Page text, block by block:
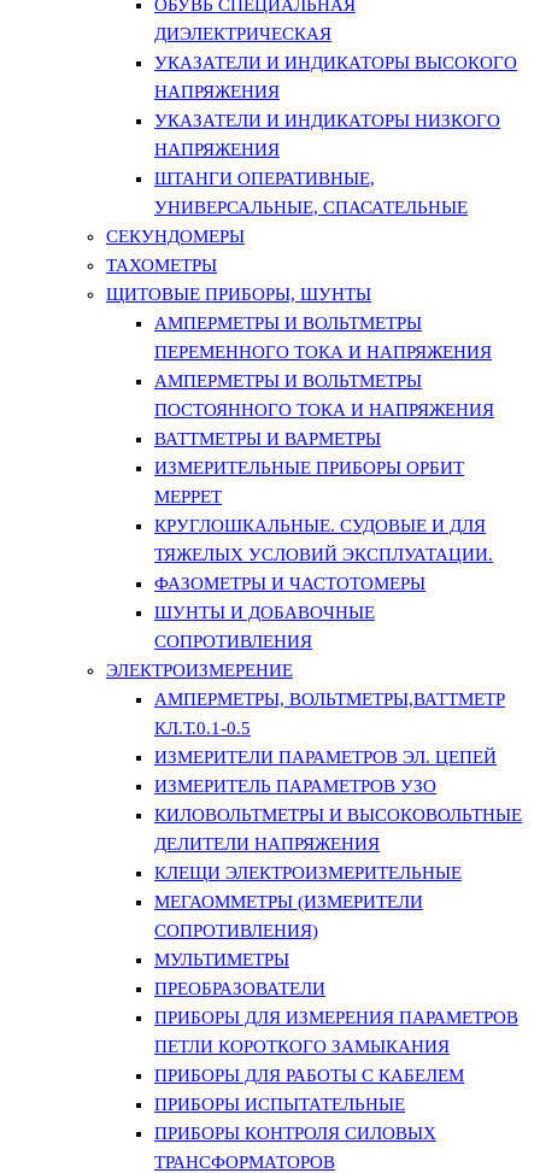
ОБУВЬ СПЕЦИАЛЬНАЯ
ДИЭЛЕКТРИЧЕСКАЯ
УКАЗАТЕЛИ И ИНДИКАТОРЫ ВЫСОКОГО
НАПРЯЖЕНИЯ
УКАЗАТЕЛИ И ИНДИКАТОРЫ НИЗКОГО
НАПРЯЖЕНИЯ
ШТАНГИ ОПЕРАТИВНЫЕ,
УНИВЕРСАЛЬНЫЕ, СПАСАТЕЛЬНЫЕ
СЕКУНДОМЕРЫ
ТАХОМЕТРЫ
ЩИТОВЫЕ ПРИБОРЫ, ШУНТЫ
АМПЕРМЕТРЫ И ВОЛЬТМЕТРЫ
ПЕРЕМЕННОГО ТОКА И НАПРЯЖЕНИЯ
АМПЕРМЕТРЫ И ВОЛЬТМЕТРЫ
ПОСТОЯННОГО ТОКА И НАПРЯЖЕНИЯ
ВАТТМЕТРЫ И ВАРМЕТРЫ
ИЗМЕРИТЕЛЬНЫЕ ПРИБОРЫ ОРБИТ
МЕРРЕТ
КРУГЛОШКАЛЬНЫЕ. СУДОВЫЕ И ДЛЯ
ТЯЖЕЛЫХ УСЛОВИЙ ЭКСПЛУАТАЦИИ.
ФАЗОМЕТРЫ И ЧАСТОТОМЕРЫ
ШУНТЫ И ДОБАВОЧНЫЕ
СОПРОТИВЛЕНИЯ
ЭЛЕКТРОИЗМЕРЕНИЕ
АМПЕРМЕТРЫ, ВОЛЬТМЕТРЫ,ВАТТМЕТР
КЛ.Т.0.1-0.5
ИЗМЕРИТЕЛИ ПАРАМЕТРОВ ЭЛ. ЦЕПЕЙ
ИЗМЕРИТЕЛЬ ПАРАМЕТРОВ УЗО
КИЛОВОЛЬТМЕТРЫ И ВЫСОКОВОЛЬТНЫЕ
ДЕЛИТЕЛИ НАПРЯЖЕНИЯ
КЛЕЩИ ЭЛЕКТРОИЗМЕРИТЕЛЬНЫЕ
МЕГАОММЕТРЫ (ИЗМЕРИТЕЛИ
СОПРОТИВЛЕНИЯ)
МУЛЬТИМЕТРЫ
ПРЕОБРАЗОВАТЕЛИ
ПРИБОРЫ ДЛЯ ИЗМЕРЕНИЯ ПАРАМЕТРОВ
ПЕТЛИ КОРОТКОГО ЗАМЫКАНИЯ
ПРИБОРЫ ДЛЯ РАБОТЫ С КАБЕЛЕМ
ПРИБОРЫ ИСПЫТАТЕЛЬНЫЕ
ПРИБОРЫ КОНТРОЛЯ СИЛОВЫХ
ТРАНСФОРМАТОРОВ